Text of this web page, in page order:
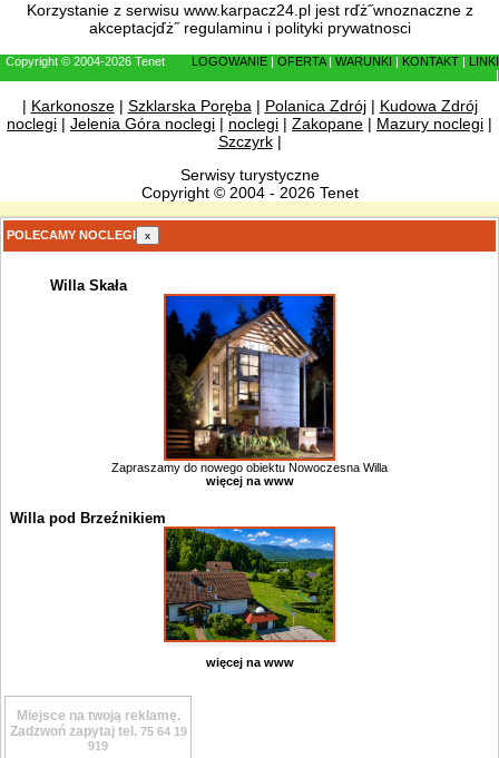
Korzystanie z serwisu www.karpacz24.pl jest rďż˝wnoznaczne z
akceptacjďż˝ regulaminu i polityki prywatnosci
Copyright © 2004-2026 Tenet LOGOWANIE OFERTA| WARUNKI KONTAKT
LINKI
| Karkonosze| Szklarska Poręba| Polanica Zdrój| Kudowa Zdrój
noclegi | Jelenia Góra noclegi | noclegi | Zakopane | Mazury noclegi |
Szczyrk|
Serwisy turystyczne
Copyright © 2004 - 2026 Tenet
POLECAMY NOCLEGI x
Willa Skała
Zapraszamy do nowego obiektu Nowoczesna Willa
więcej na www
Willa pod Brzeźnikiem
więcej na www
Miejsce na twoją reklamę.
Zadzwoń zapytaj tel. 75 64 19
919